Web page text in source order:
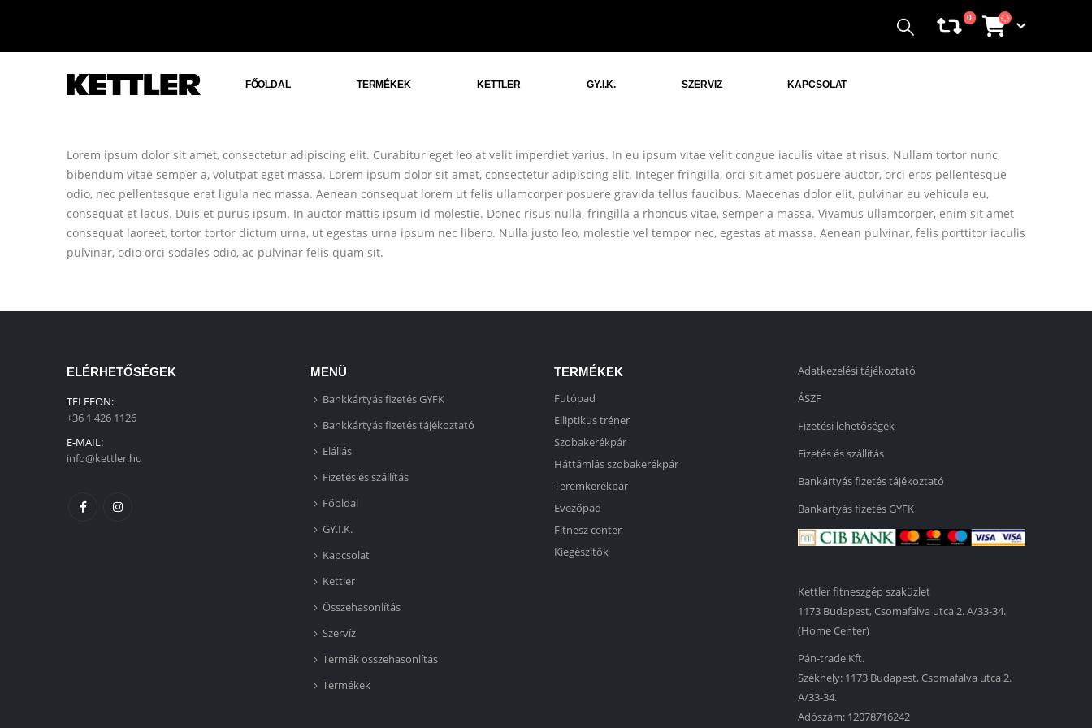
0
FŐOLDAL TERMÉKEK KETTLER GY.I.K. SZERVIZ KAPCSOLAT
Lorem ipsum dolor sit amet, consectetur adipiscing elit. Curabitur eget leo at velit imperdiet varius. In eu ipsum vitae velit congue iaculis vitae at risus. Nullam tortor nunc,
bibendum vitae semper a, volutpat eget massa. Lorem ipsum dolor sit amet, consectetur adipiscing elit. Integer fringilla, orci sit amet posuere auctor, orci eros pellentesque
odio, nec pellentesque erat ligula nec massa. Aenean consequat lorem ut felis ullamcorper posuere gravida tellus faucibus. Maecenas dolor elit, pulvinar eu vehicula eu,
consequat et lacus. Duis et purus ipsum. In auctor mattis ipsum id molestie. Donec risus nulla, fringilla a rhoncus vitae, semper a massa. Vivamus ullamcorper, enim sit amet
consequat laoreet, tortor tortor dictum urna, ut egestas urna ipsum nec libero. Nulla justo leo, molestie vel tempor nec, egestas at massa. Aenean pulvinar, felis porttitor iaculis
pulvinar, odio orci sodales odio, ac pulvinar felis quam sit.
ELÉRHETŐSÉGEK
TELEFON:
+36 1 426 1126
E-MAIL:
info@kettler.hu
MENÜ
Bankkártyás fizetés GYFK
Bankkártyás fizetés tájékoztató
Elállás
Fizetés és szállítás
Főoldal
GY.I.K.
Kapcsolat
Kettler
Összehasonlítás
Szervíz
Termék összehasonlítás
Termékek
TERMÉKEK
Futópad
Elliptikus tréner
Szobakerékpár
Háttámlás szobakerékpár
Teremkerékpár
Evezőpad
Fitnesz center
Kiegészítők
Adatkezelési tájékoztató
ÁSZF
Fizetési lehetőségek
Fizetés és szállítás
Bankártyás fizetés tájékoztató
Bankártyás fizetés GYFK
Kettler fitneszgép szaküzlet
1173 Budapest, Csomafalva utca 2. A/33-34.
(Home Center)
Pán-trade Kft.
Székhely: 1173 Budapest, Csomafalva utca 2.
A/33-34.
Adószám: 12078716242